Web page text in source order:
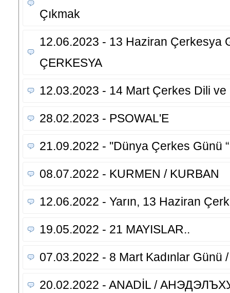
Çıkmak
12.06.2023 - 13 Haziran Çerkesya
ÇERKESYA
12.03.2023 - 14 Mart Çerkes Dili ve
28.02.2023 - PSOWAL'E
21.09.2022 - ''Dünya Çerkes Günü “
08.07.2022 - KURMEN / KURBAN
12.06.2022 - Yarın, 13 Haziran
19.05.2022 - 21 MAYISLAR..
07.03.2022 - 8 Mart Kadınlar Günü
20.02.2022 - ANADİL /